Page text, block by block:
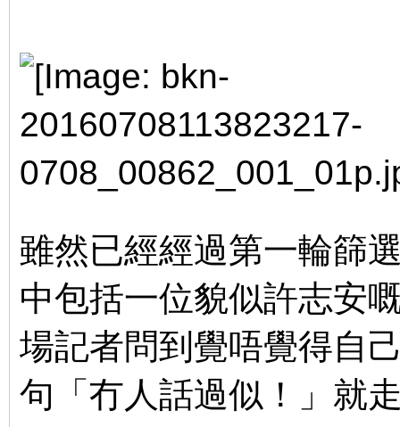
雖然已經經過第一輪篩
中包括一位貌似許志安
場記者問到覺唔覺得自
句「冇人話過似！」就